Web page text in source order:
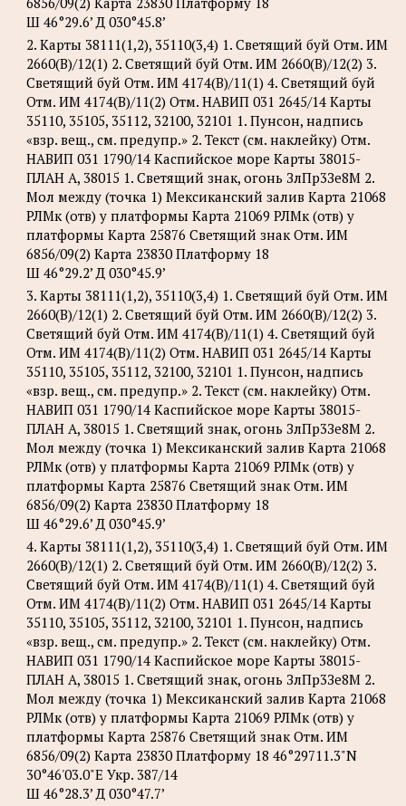
Ш 46°29.6’ Д 030°45.8’
2. Карты 38111(1,2), 35110(3,4) 1. Светящий буй Отм. ИМ
2660(В)/12(1) 2. Светящий буй Отм. ИМ 2660(В)/12(2) 3.
Светящий буй Отм. ИМ 4174(B)/11(1) 4. Светящий буй
Отм. ИМ 4174(B)/11(2) Отм. НАВИП 031 2645/14 Карты
35110, 35105, 35112, 32100, 32101 1. Пунсон, надпись
«взр. вещ., см. предупр.» 2. Текст (см. наклейку) Отм.
НАВИП 031 1790/14 Каспийское море Карты 38015-
ПЛАН А, 38015 1. Светящий знак, огонь ЗлПр3Зе8М 2.
Мол между (точка 1) Мексиканский залив Карта 21068
РЛМк (отв) у платформы Карта 21069 РЛМк (отв) у
платформы Карта 25876 Светящий знак Отм. ИМ
6856/09(2) Карта 23830 Платформу 18
Ш 46°29.2’ Д 030°45.9’
3. Карты 38111(1,2), 35110(3,4) 1. Светящий буй Отм. ИМ
2660(В)/12(1) 2. Светящий буй Отм. ИМ 2660(В)/12(2) 3.
Светящий буй Отм. ИМ 4174(B)/11(1) 4. Светящий буй
Отм. ИМ 4174(B)/11(2) Отм. НАВИП 031 2645/14 Карты
35110, 35105, 35112, 32100, 32101 1. Пунсон, надпись
«взр. вещ., см. предупр.» 2. Текст (см. наклейку) Отм.
НАВИП 031 1790/14 Каспийское море Карты 38015-
ПЛАН А, 38015 1. Светящий знак, огонь ЗлПр3Зе8М 2.
Мол между (точка 1) Мексиканский залив Карта 21068
РЛМк (отв) у платформы Карта 21069 РЛМк (отв) у
платформы Карта 25876 Светящий знак Отм. ИМ
6856/09(2) Карта 23830 Платформу 18
Ш 46°29.6’ Д 030°45.9’
4. Карты 38111(1,2), 35110(3,4) 1. Светящий буй Отм. ИМ
2660(В)/12(1) 2. Светящий буй Отм. ИМ 2660(В)/12(2) 3.
Светящий буй Отм. ИМ 4174(B)/11(1) 4. Светящий буй
Отм. ИМ 4174(B)/11(2) Отм. НАВИП 031 2645/14 Карты
35110, 35105, 35112, 32100, 32101 1. Пунсон, надпись
«взр. вещ., см. предупр.» 2. Текст (см. наклейку) Отм.
НАВИП 031 1790/14 Каспийское море Карты 38015-
ПЛАН А, 38015 1. Светящий знак, огонь ЗлПр3Зе8М 2.
Мол между (точка 1) Мексиканский залив Карта 21068
РЛМк (отв) у платформы Карта 21069 РЛМк (отв) у
платформы Карта 25876 Светящий знак Отм. ИМ
6856/09(2) Карта 23830 Платформу 18 46°29711.3"N
30°46'03.0"Е Укр. 387/14
Ш 46°28.3’ Д 030°47.7’